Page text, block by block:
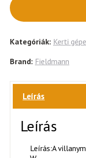
Kategóriák: Kerti
Brand: Fieldmann
Leírás
Leírás
Leírás:A